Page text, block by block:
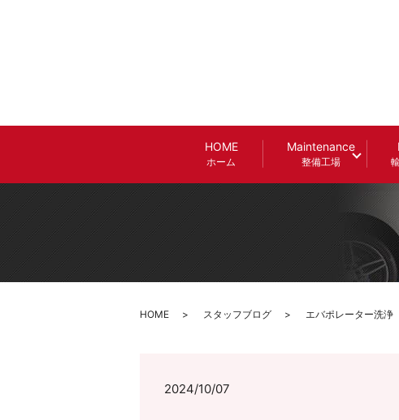
HOME
ホーム
Maintenance
整備工場
HOME スタッフブログ エバポレーター洗浄
2024/10/07